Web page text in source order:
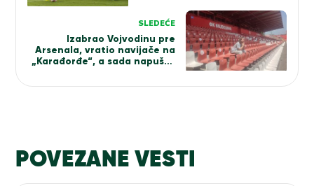
SLEDEĆE
Izabrao Vojvodinu pre
Arsenala, vratio navijače na
„Karađorđe“, a sada napušta
uspešnog rada! Ovo je priča
POVEZANE VESTI